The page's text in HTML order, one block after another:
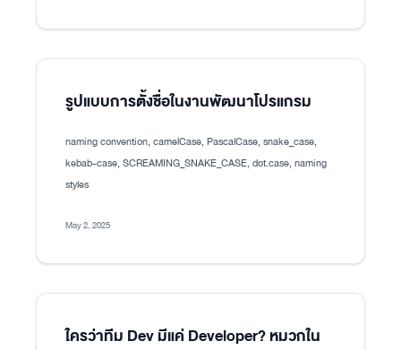
รูปแบบการตั้งชื่อในงานพัฒนาโปรแกรม
naming convention, camelCase, PascalCase, snake_case,
kebab-case, SCREAMING_SNAKE_CASE, dot.case, naming
styles
May 2, 2025
ใครว่าทีม Dev มีแค่ Developer? หมวกใน